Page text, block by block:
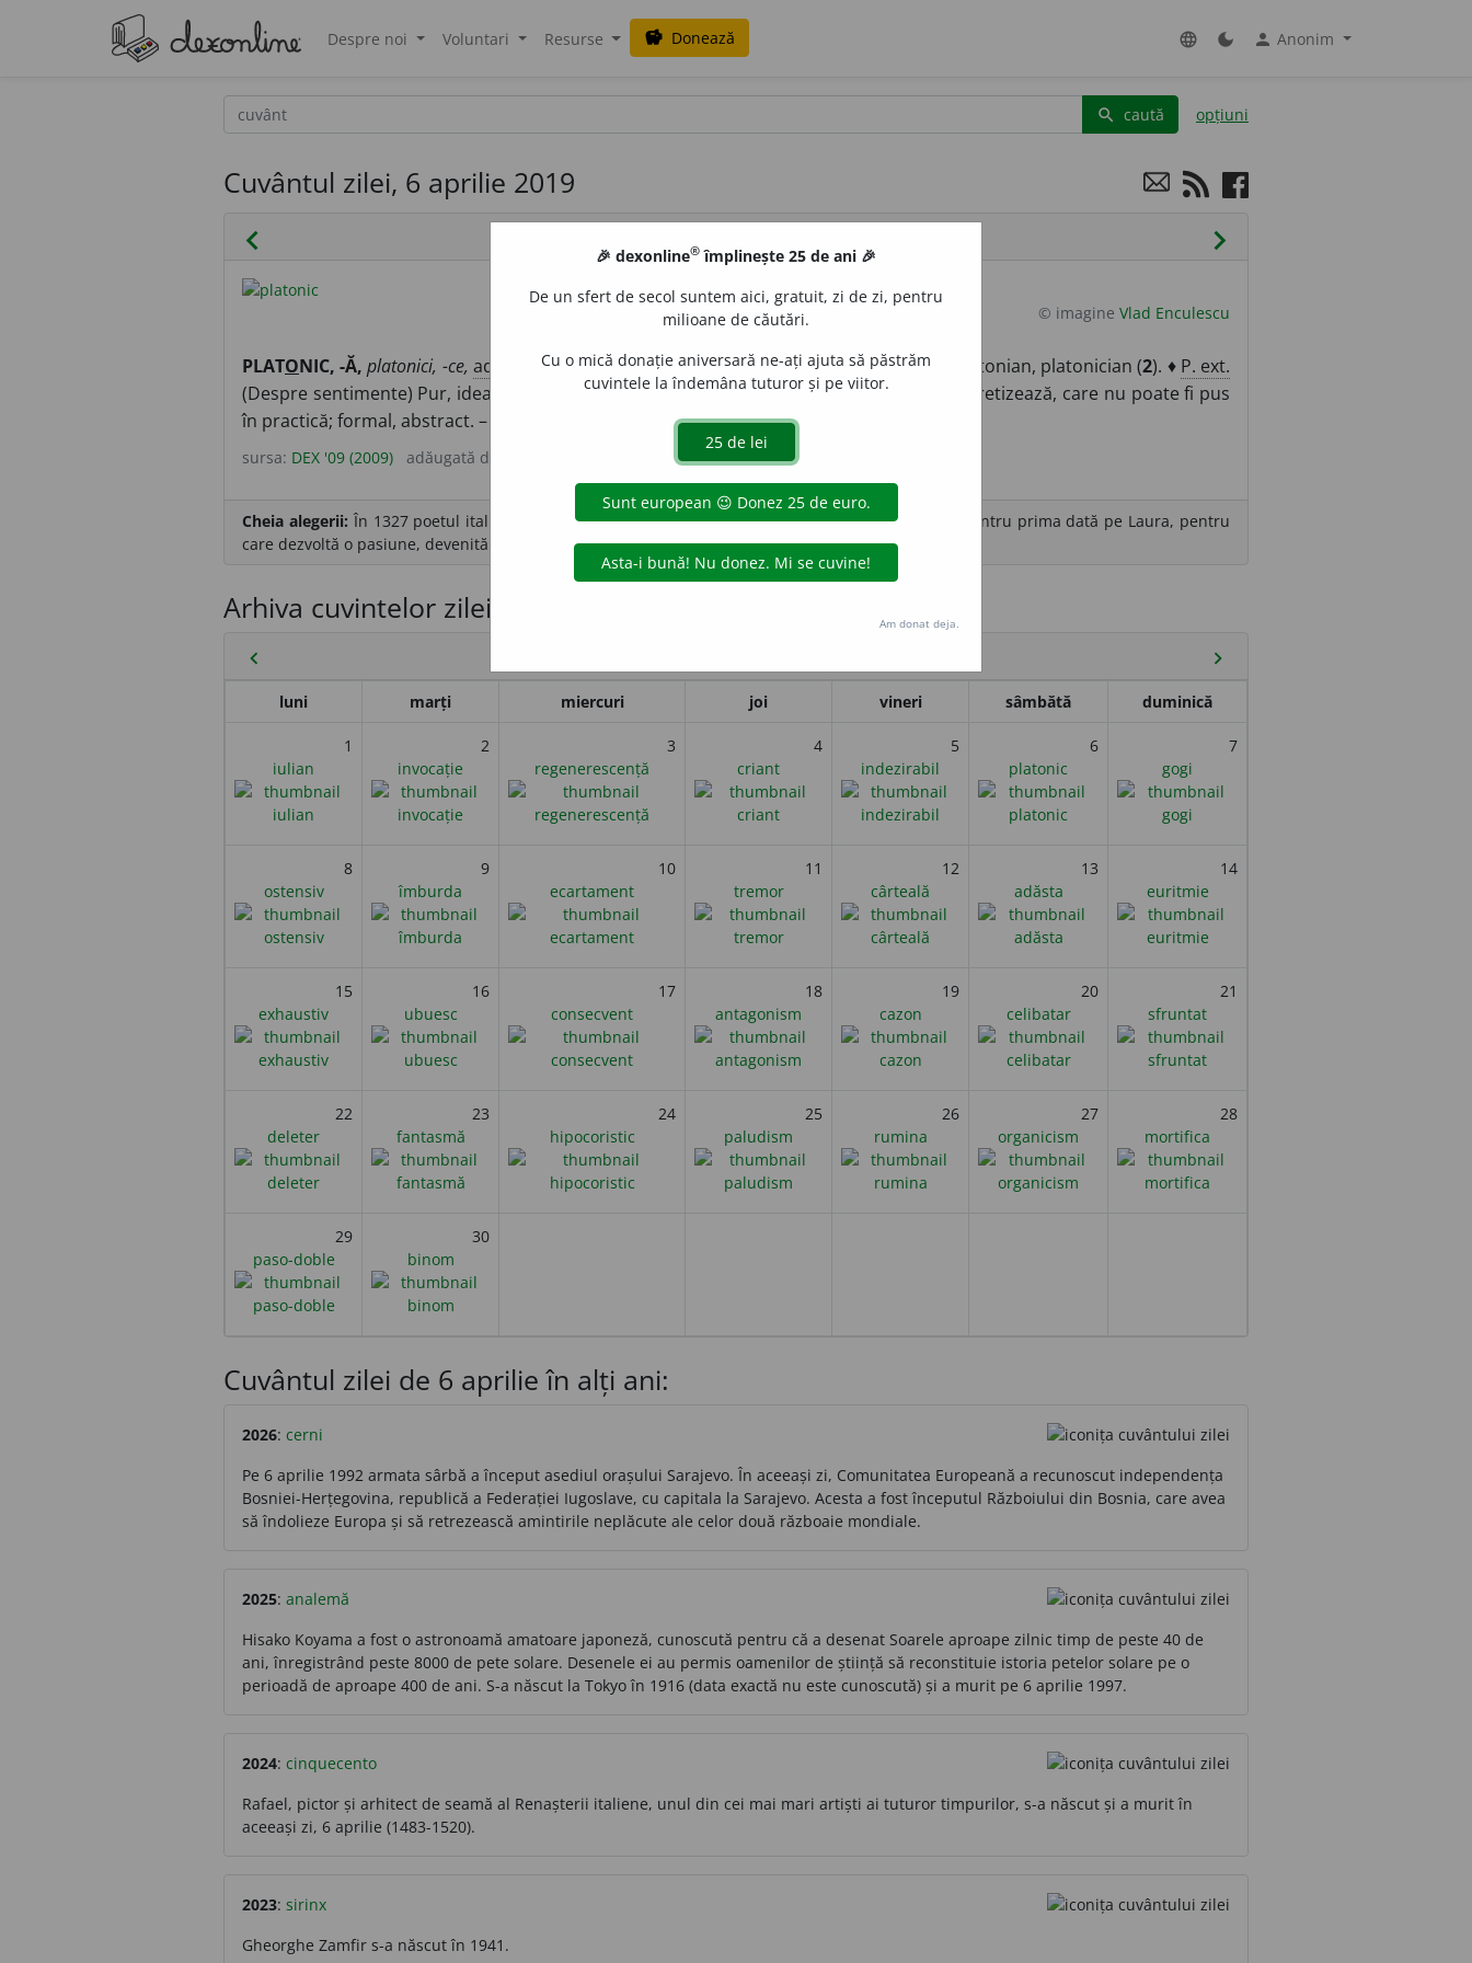
Despre noi Voluntari Resurse savings Donează language dark_mode person Anonim
search caută opțiuni
Cuvântul zilei, 6 aprilie 2019
chevron_left chevron_right
© imagine Vlad Enculescu
PLATONIC, -Ă, platonici, -ce, adj. Care aparține platonismului, referitor la platonism; platonian, platonician (2). ♦ P. ext.
(Despre sentimente) Pur, ideal; spiritualizat.2.Care nu se poate realiza, care nu se concretizează, care nu poate fi pus
în practică; formal, abstract. – Din
sursa: DEX '09 (2009) adăugată de
Cheia alegerii: În 1327 poetul italian Petrarca o întâlnește, în biserica Sainte Claire din Avignon, pentru prima dată pe Laura, pentru
care dezvoltă o pasiune, devenită legendară prin trăinicia și puritatea ei.
Arhiva cuvintelor zilei
chevron_left chevron_right
luni marți miercuri joi vineri sâmbătă duminică
1
iulian
2
invocație
3
regenerescență
4
criant
5
indezirabil
6
platonic
7
gogi
8
ostensiv
9
îmburda
10
ecartament
11
tremor
12
cârteală
13
adăsta
14
euritmie
15
exhaustiv
16
ubuesc
17
consecvent
18
antagonism
19
cazon
20
celibatar
21
sfruntat
22
deleter
23
fantasmă
24
hipocoristic
25
paludism
26
rumina
27
organicism
28
mortifica
29
paso-doble
30
binom
Cuvântul zilei de 6 aprilie în alți ani:
2026: cerni
Pe 6 aprilie 1992 armata sârbă a început asediul orașului Sarajevo. În aceeași zi, Comunitatea Europeană a recunoscut independența
Bosniei-Herțegovina, republică a Federației Iugoslave, cu capitala la Sarajevo. Acesta a fost începutul Războiului din Bosnia, care avea
să îndolieze Europa și să retrezească amintirile neplăcute ale celor două războaie mondiale.
2025: analemă
Hisako Koyama a fost o astronoamă amatoare japoneză, cunoscută pentru că a desenat Soarele aproape zilnic timp de peste 40 de
ani, înregistrând peste 8000 de pete solare. Desenele ei au permis oamenilor de știință să reconstituie istoria petelor solare pe o
perioadă de aproape 400 de ani. S-a născut la Tokyo în 1916 (data exactă nu este cunoscută) și a murit pe 6 aprilie 1997.
2024: cinquecento
Rafael, pictor și arhitect de seamă al Renașterii italiene, unul din cei mai mari artiști ai tuturor timpurilor, s-a născut și a murit în
aceeași zi, 6 aprilie (1483-1520).
2023: sirinx
Gheorghe Zamfir s-a născut în 1941.
🎉 dexonline® împlinește 25 de ani 🎉
De un sfert de secol suntem aici, gratuit, zi de zi, pentru
milioane de căutări.
Cu o mică donație aniversară ne-ați ajuta să păstrăm
cuvintele la îndemâna tuturor și pe viitor.
Am donat deja.